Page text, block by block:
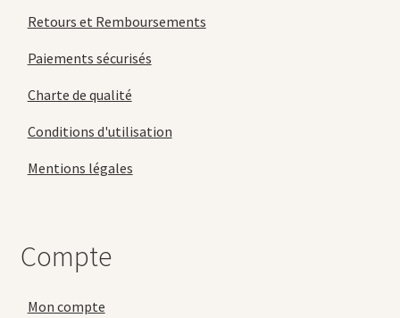
Retours et Remboursements
Paiements sécurisés
Charte de qualité
Conditions d'utilisation
Mentions légales
Compte
Mon compte